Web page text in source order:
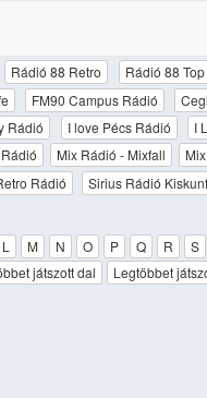
Rádió 88 Retro Rádió 88 Top
FM90 Campus Rádió
Rádió I love Pécs Rádió I
Mix Rádió - Mixfall
Rádió Sirius Rádió
L M N O P Q R S
játszott dal Legtöbbet